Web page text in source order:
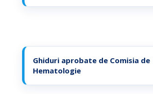
Ghiduri aprobate de Comisia de
Hematologie